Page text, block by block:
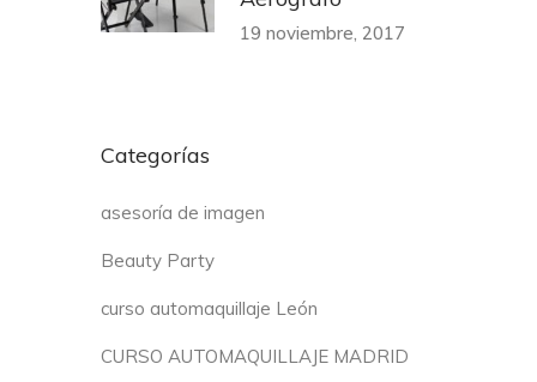
19 noviembre, 2017
Categorías
asesoría de imagen
Beauty Party
curso automaquillaje León
CURSO AUTOMAQUILLAJE MADRID